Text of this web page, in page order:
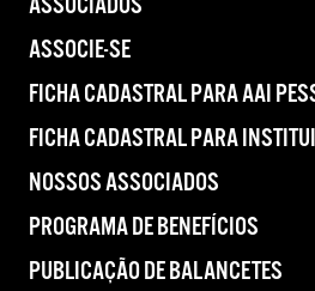
ASSOCIE-SE
FICHA CADASTRAL PARA AAI
FICHA CADASTRAL PARA
NOSSOS ASSOCIADOS
PROGRAMA DE BENEFÍCIOS
PUBLICAÇÃO DE BALANCETES